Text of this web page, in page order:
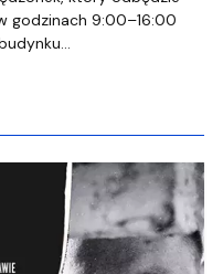
godzinach 9:00–16:00